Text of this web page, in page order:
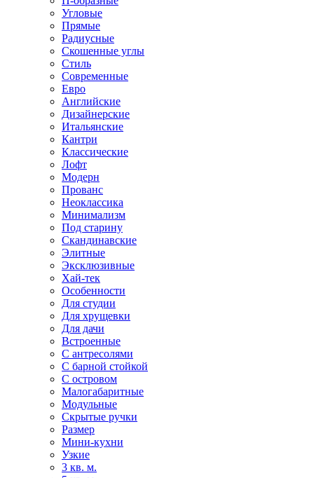
Угловые
Прямые
Радиусные
Скошенные углы
Стиль
Современные
Евро
Английские
Дизайнерские
Итальянские
Кантри
Классические
Лофт
Модерн
Прованс
Неоклассика
Минимализм
Под старину
Скандинавские
Элитные
Эксклюзивные
Хай-тек
Особенности
Для студии
Для хрущевки
Для дачи
Встроенные
С антресолями
С барной стойкой
С островом
Малогабаритные
Модульные
Скрытые ручки
Размер
Мини-кухни
Узкие
3 кв. м.